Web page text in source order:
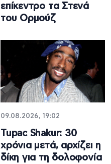
επίκεντρο τα Στενά
του Ορμούζ
09.08.2026, 19:02
Tupac Shakur: 30
χρόνια μετά, αρχίζει η
δίκη για τη δολοφονία